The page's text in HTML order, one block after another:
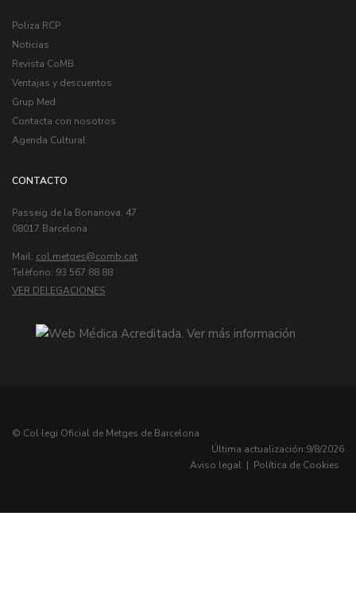
Poliza RCP
Noticias
Revista CoMB
Ventajas y descuentos
Grup Med
Contacta con nosotros
Agenda Cultural
CONTACTO
Passeig de la Bonanova, 47
08017 Barcelona
Mail: col.metges
Telèfono: 93 567 88 88
VER DELEGACIONES
© Col·legi Oficial de Metges de Barcelona
Última actualización:9/8/2026
Aviso legal | Política de Cookies